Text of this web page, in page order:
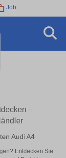
Job
–
Audi A4
Entdecken Sie